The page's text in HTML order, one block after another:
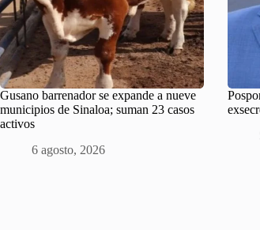
Gusano barrenador se expande a nueve
municipios de Sinaloa; suman 23 casos
activos
6 agosto, 2026